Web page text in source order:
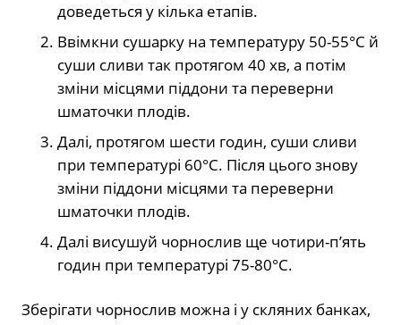
доведеться у кілька етапів.
Ввімкни сушарку на температуру 50-55°С й
суши сливи так протягом 40 хв, а потім
зміни місцями піддони та переверни
шматочки плодів.
Далі, протягом шести годин, суши сливи
при температурі 60°С. Після цього знову
зміни піддони місцями та переверни
шматочки плодів.
Далі висушуй чорнослив ще чотири-пʼять
годин при температурі 75-80°С.
Зберігати чорнослив можна і у скляних банках,